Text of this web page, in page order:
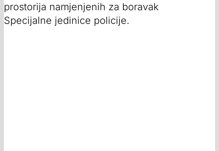
prostorija namjenjenih za boravak
Specijalne jedinice policije.